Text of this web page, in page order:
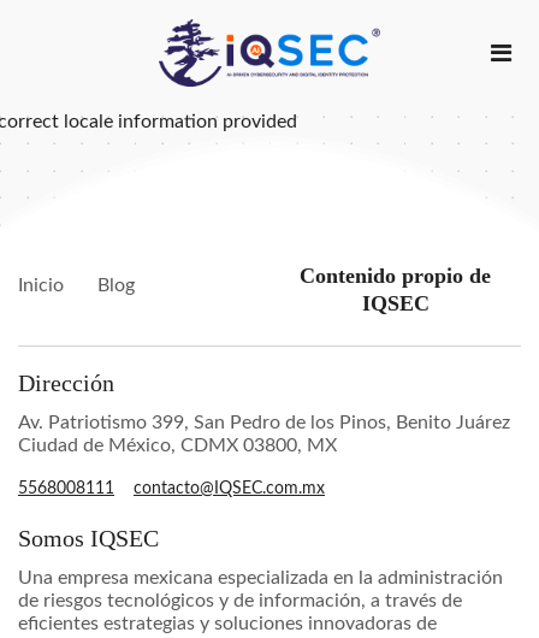
locale information provided
Inicio Blog
Contenido propio de
IQSEC
Dirección
Av. Patriotismo 399, San Pedro de los Pinos, Benito Juárez
Ciudad de México, CDMX 03800, MX
5568008111 contacto@IQSEC.com.mx
Somos IQSEC
Una empresa mexicana especializada en la administración
de riesgos tecnológicos y de información, a través de
eficientes estrategias y soluciones innovadoras de